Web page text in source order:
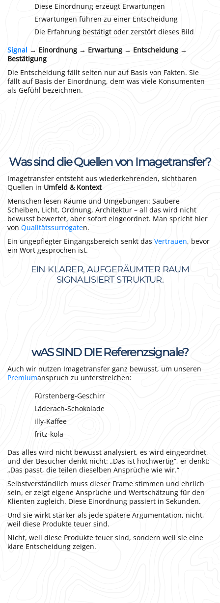
Diese Einordnung erzeugt Erwartungen
Erwartungen führen zu einer Entscheidung
Die Erfahrung bestätigt oder zerstört dieses Bild
Signal → Einordnung → Erwartung → Entscheidung →
Bestätigung
Die Entscheidung fällt selten nur auf Basis von Fakten. Sie
fällt auf Basis der Einordnung, dem was viele Konsumenten
als Gefühl bezeichnen.
Was sind die Quellen von Imagetransfer?
Imagetransfer entsteht aus wiederkehrenden, sichtbaren
Quellen in Umfeld & Kontext
Menschen lesen Räume und Umgebungen: Saubere
Scheiben, Licht, Ordnung, Architektur – all das wird nicht
bewusst bewertet, aber sofort eingeordnet. Man spricht hier
von Qualitätssurrogaten.
Ein ungepflegter Eingangsbereich senkt das Vertrauen, bevor
ein Wort gesprochen ist.
EIN KLARER, AUFGERÄUMTER RAUM
SIGNALISIERT STRUKTUR.
wAS SIND DIE Referenzsignale?
Auch wir nutzen Imagetransfer ganz bewusst, um unseren
Premiumanspruch zu unterstreichen:
Fürstenberg-Geschirr
Läderach-Schokolade
illy-Kaffee
fritz-kola
Das alles wird nicht bewusst analysiert, es wird eingeordnet,
und der Besucher denkt nicht: „Das ist hochwertig“, er denkt:
„Das passt, die teilen dieselben Ansprüche wie wir.“
Selbstverständlich muss dieser Frame stimmen und ehrlich
sein, er zeigt eigene Ansprüche und Wertschätzung für den
Klienten zugleich. Diese Einordnung passiert in Sekunden.
Und sie wirkt stärker als jede spätere Argumentation, nicht,
weil diese Produkte teuer sind.
Nicht, weil diese Produkte teuer sind, sondern weil sie eine
klare Entscheidung zeigen.